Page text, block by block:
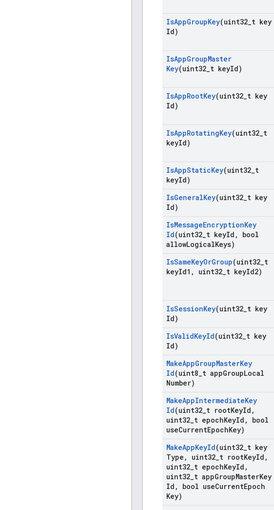
IsAppGroupKey(uint32 t key
Id)
IsAppGroupMaster
Key(uint32 t keyId)
IsAppRootKey(uint32 t key
Id)
IsAppRotatingKey(uint32 t
keyId)
IsAppStaticKey(uint32 t
keyId)
IsGeneralKey(uint32 t key
Id)
IsMessageEncryptionKey
Id(uint32 t keyId ,
bool
allowLogicalKeys)
IsSameKeyOrGroup(uint32 t
keyId1 , uint32 t keyId2)
IsSessionKey(uint32 t key
Id)
IsValidKeyId(uint32 t key
Id)
MakeAppGroupMasterKey
Id(uint8 t appGroupLocal
Number)
MakeAppIntermediateKey
Id(uint32 t rootKeyId ,
uint32 t epochKeyId ,
bool
useCurrentEpochKey)
MakeAppKeyId(uint32 t key
Type , uint32 t rootKeyId ,
uint32 t epochKeyId ,
uint32 t appGroupMasterKey
Id , bool useCurrentEpoch
Key)